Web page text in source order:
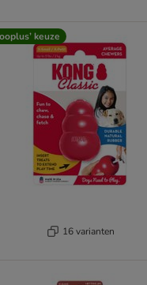
keuze
16 varianten